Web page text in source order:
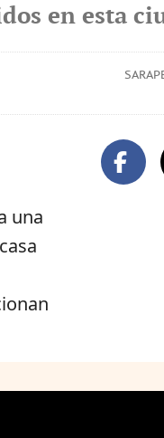
en esta
una